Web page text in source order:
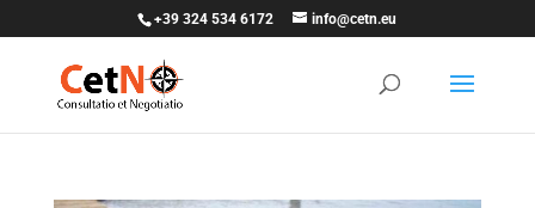
+39 324 534 6172 info@cetn.eu